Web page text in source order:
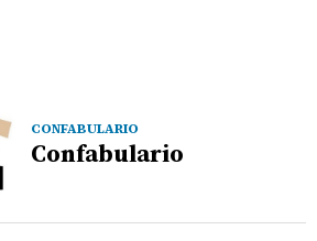
CONFABULARIO
Confabulario